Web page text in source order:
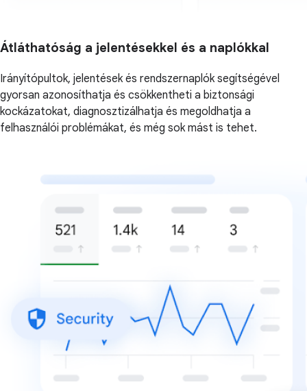
Átláthatóság a jelentésekkel és a naplókkal
Irányítópultok, jelentések és rendszernaplók segítségével
gyorsan azonosíthatja és csökkentheti a biztonsági
kockázatokat, diagnosztizálhatja és megoldhatja a
felhasználói problémákat, és még sok mást is tehet.